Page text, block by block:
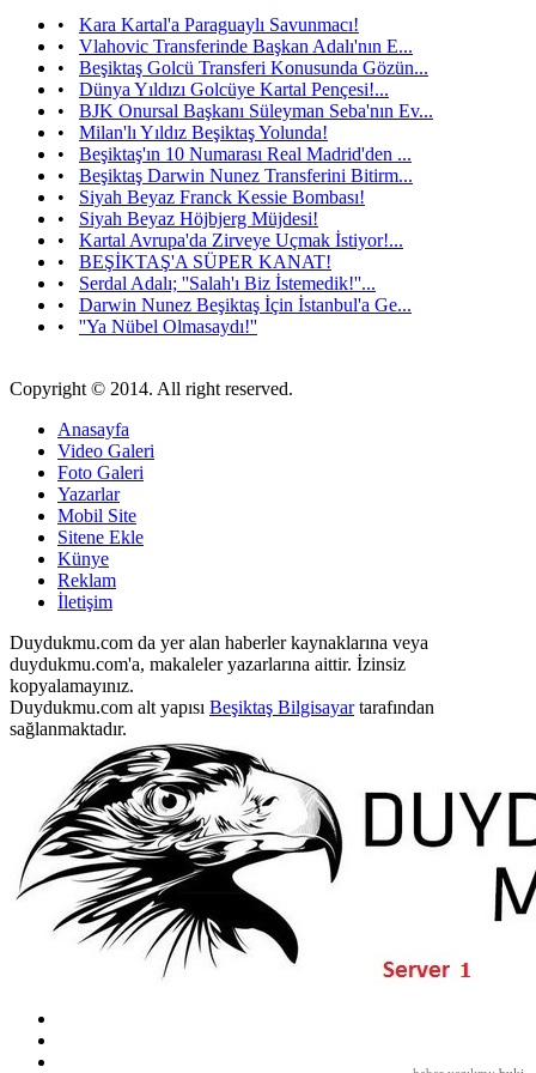
• Kara Kartal'a Paraguaylı Savunmacı!
• Vlahovic Transferinde Başkan Adalı'nın E...
• Beşiktaş Golcü Transferi Konusunda Gözün...
• Dünya Yıldızı Golcüye Kartal Pençesi!...
• BJK Onursal Başkanı Süleyman Seba'nın Ev...
• Milan'lı Yıldız Beşiktaş Yolunda!
• Beşiktaş'ın 10 Numarası Real Madrid'den ...
• Beşiktaş Darwin Nunez Transferini Bitirm...
• Siyah Beyaz Franck Kessie Bombası!
• Siyah Beyaz Höjbjerg Müjdesi!
• Kartal Avrupa'da Zirveye Uçmak İstiyor!...
• BEŞİKTAŞ'A SÜPER KANAT!
• Serdal Adalı; ''Salah'ı Biz İstemedik!''...
• Darwin Nunez Beşiktaş İçin İstanbul'a Ge...
• ''Ya Nübel Olmasaydı!''
Copyright © 2014. All right reserved.
Anasayfa
Video Galeri
Foto Galeri
Yazarlar
Mobil Site
Sitene Ekle
Künye
Reklam
İletişim
Duydukmu.com da yer alan haberler kaynaklarına veya
duydukmu.com'a, makaleler yazarlarına aittir. İzinsiz
kopyalamayınız.
Duydukmu.com alt yapısı Beşiktaş Bilgisayartarafından
sağlanmaktadır.